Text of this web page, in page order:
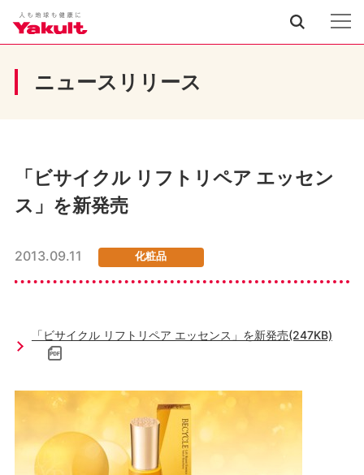
ニュースリリース
「ビサイクル リフトリペア エッセン
ス」を新発売
2013.09.11 化粧品
「ビサイクル リフトリペア エッセンス」を新発売(247KB)